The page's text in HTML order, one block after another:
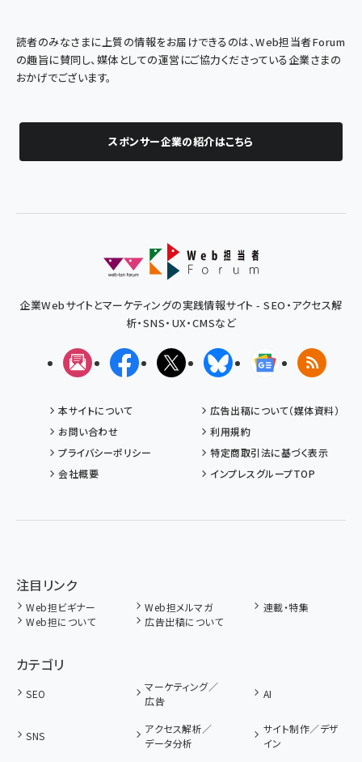
読者のみなさまに上質の情報をお届けできるのは、Web担当者Forum
の趣旨に賛同し、媒体としての運営にご協力くださっている企業さまの
おかげでございます。
スポンサー企業の紹介はこちら
企業Webサイトとマーケティングの実践情報サイト - SEO・アクセス解
析・SNS・UX・CMSなど
メルマガFacebookX(エックス)BlueskyGoogleニュ
RSS
本サイトについて
広告出稿について（媒体資料）
お問い合わせ
利用規約
プライバシーポリシー
特定商取引法に基づく表示
会社概要
インプレスグループTOP
注目リンク
Web担ビギナー Web担メルマガ
連載・特集
Web担について
広告出稿について
カテゴリ
SEO
マーケティング／
広告
AI
SNS
アクセス解析／
データ分析
サイト制作／デザ
イン